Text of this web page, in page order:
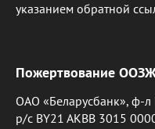
указанием обратной
Пожертвование
ОАО «Беларусбанк», ф-
р/с BY21 AKBB 3015